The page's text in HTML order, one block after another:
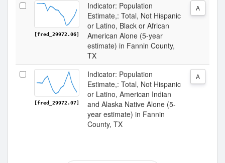
[fred_29972.06]
Indicator: Population
Estimate,: Total, Not Hispanic
or Latino, Black or African
American Alone (5-year
estimate) in Fannin County,
TX
A
[fred_29972.07]
Indicator: Population
Estimate,: Total, Not Hispanic
or Latino, American Indian
and Alaska Native Alone (5-
year estimate) in Fannin
County, TX
A